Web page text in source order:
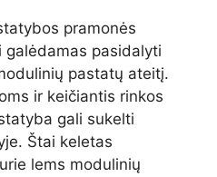
pramonės
pasidalyti
pastatų ateitį.
ir keičiantis rinkos
gali sukelti
Štai keletas
lems modulinių